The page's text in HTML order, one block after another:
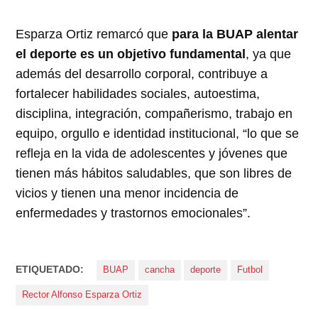
Esparza Ortiz remarcó que para la BUAP alentar
el deporte es un objetivo fundamental , ya que
además del desarrollo corporal, contribuye a
fortalecer habilidades sociales, autoestima,
disciplina, integración, compañerismo, trabajo en
equipo, orgullo e identidad institucional, “lo que se
refleja en la vida de adolescentes y jóvenes que
tienen más hábitos saludables, que son libres de
vicios y tienen una menor incidencia de
enfermedades y trastornos emocionales”.
ETIQUETADO: BUAP cancha deporte Futbol
Rector Alfonso Esparza Ortiz